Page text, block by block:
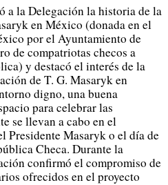
a la Delegación la historia de la
en México (donada en el
por el Ayuntamiento de
de compatriotas checos a
y destacó el interés de la
de T. G. Masaryk en
digno, una buena
para celebrar las
se llevan a cabo en el
Presidente Masaryk o el día de
Checa. Durante la
confirmó el compromiso de
ofrecidos en el proyecto